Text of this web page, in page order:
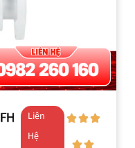
Liên
Hệ